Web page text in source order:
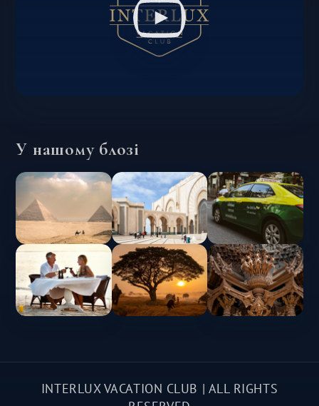
У нашому блозі
INTERLUX VACATION CLUB | ALL RIGHTS